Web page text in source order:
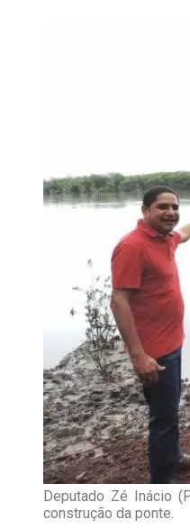
Deputado Zé Inácio
construção da ponte.